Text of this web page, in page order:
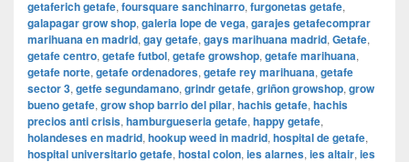
getaferich getafe, foursquare sanchinarro, furgonetas getafe,
galapagar grow shop, galeria lope de vega, garajes getafecomprar
marihuana en madrid, gay getafe, gays marihuana madrid, Getafe,
getafe centro, getafe futbol, getafe growshop, getafe marihuana,
getafe norte, getafe ordenadores, getafe rey marihuana, getafe
sector 3, getfe segundamano, grindr getafe, griñon growshop, grow
bueno getafe, grow shop barrio del pilar, hachis getafe, hachis
precios anti crisis, hamburgueseria getafe, happy getafe,
holandeses en madrid, hookup weed in madrid, hospital de getafe,
hospital universitario getafe, hostal colon, ies alarnes, ies altair, ies